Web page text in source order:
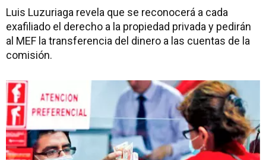
Luis Luzuriaga revela que se reconocerá a cada
exafiliado el derecho a la propiedad privada y pedirán
al MEF la transferencia del dinero a las cuentas de la
comisión.